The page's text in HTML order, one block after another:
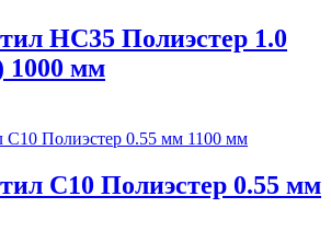
НС35 Полиэстер 1.0
1000 мм
С10 Полиэстер 0.55 мм